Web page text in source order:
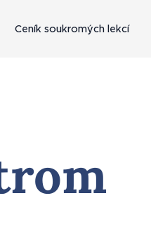
Ceník soukromých lekcí